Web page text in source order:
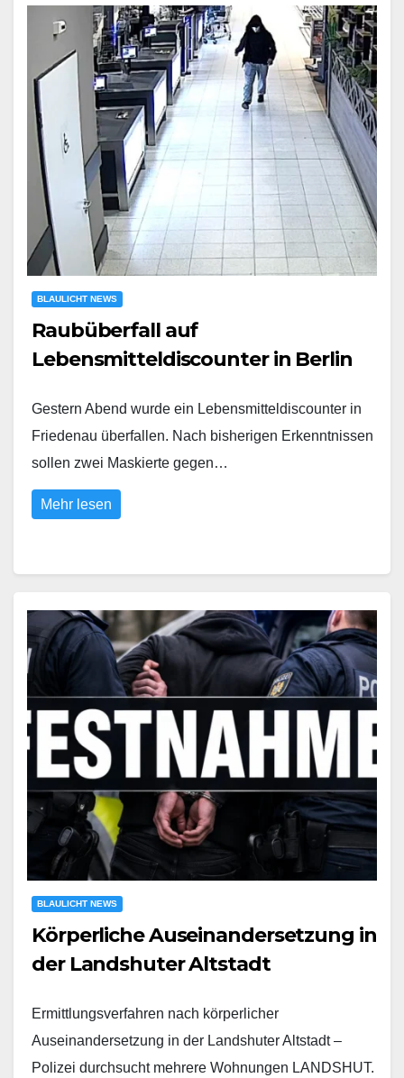
BLAULICHT NEWS
Raubüberfall auf
Lebensmitteldiscounter in Berlin
Gestern Abend wurde ein Lebensmitteldiscounter in
Friedenau überfallen. Nach bisherigen Erkenntnissen
sollen zwei Maskierte gegen…
Mehr lesen
BLAULICHT NEWS
Körperliche Auseinandersetzung in
der Landshuter Altstadt
Ermittlungsverfahren nach körperlicher
Auseinandersetzung in der Landshuter Altstadt –
Polizei durchsucht mehrere Wohnungen LANDSHUT.